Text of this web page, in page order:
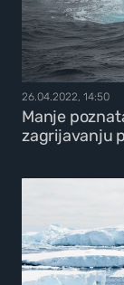
26.04.2022, 14:50
Manje
zagrijavanju